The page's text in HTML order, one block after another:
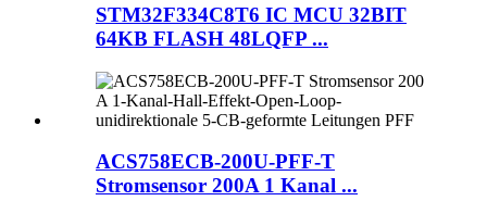
STM32F334C8T6 IC MCU 32BIT
64KB FLASH 48LQFP ...
ACS758ECB-200U-PFF-T
Stromsensor 200A 1 Kanal ...